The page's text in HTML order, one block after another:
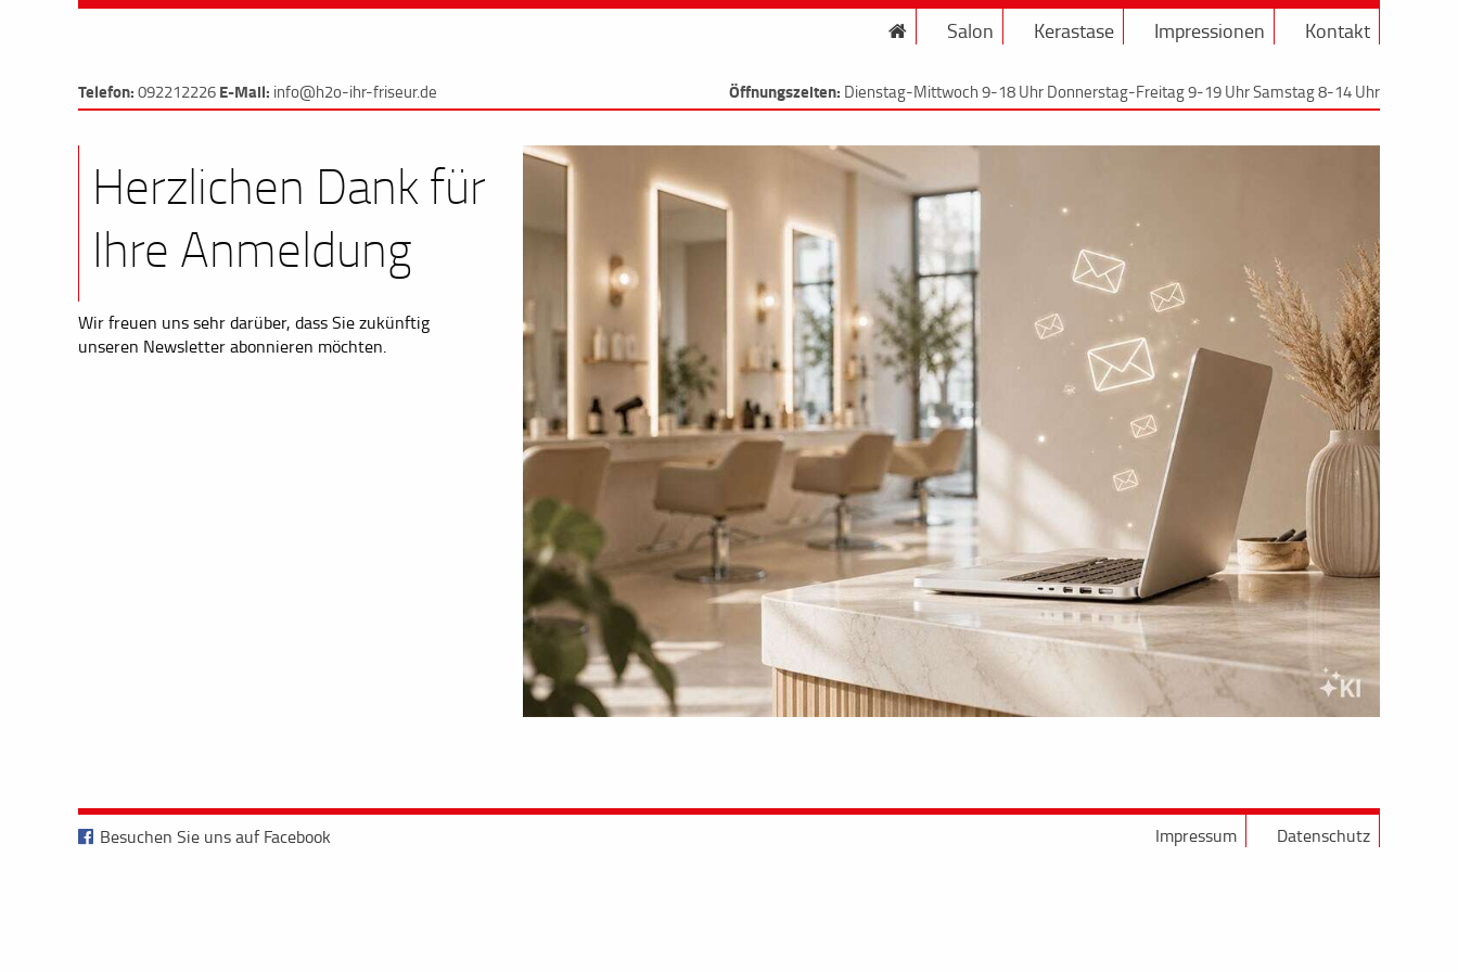
Salon Kerastase Impressionen Kontakt
Telefon:092212226E-Mail: info@h2o-ihr-friseur.de Öffnungszeiten: Dienstag-Mittwoch 9-18 Uhr Donnerstag-Freitag 9-19 Uhr Samstag 8-14 Uhr
Herzlichen Dank für
Ihre Anmeldung
Wir freuen uns sehr darüber, dass Sie zukünftig
unseren Newsletter abonnieren möchten.
Impressum Datenschutz
Besuchen Sie uns auf Facebook